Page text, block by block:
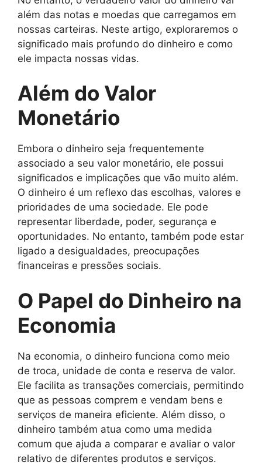
além das notas e moedas que carregamos em
nossas carteiras. Neste artigo, exploraremos o
significado mais profundo do dinheiro e como
ele impacta nossas vidas.
Além do Valor
Monetário
Embora o dinheiro seja frequentemente
associado a seu valor monetário, ele possui
significados e implicações que vão muito além.
O dinheiro é um reflexo das escolhas, valores e
prioridades de uma sociedade. Ele pode
representar liberdade, poder, segurança e
oportunidades. No entanto, também pode estar
ligado a desigualdades, preocupações
financeiras e pressões sociais.
O Papel do Dinheiro na
Economia
Na economia, o dinheiro funciona como meio
de troca, unidade de conta e reserva de valor.
Ele facilita as transações comerciais, permitindo
que as pessoas comprem e vendam bens e
serviços de maneira eficiente. Além disso, o
dinheiro também atua como uma medida
comum que ajuda a comparar e avaliar o valor
relativo de diferentes produtos e serviços.